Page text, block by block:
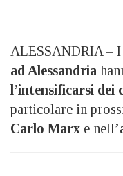
ALESSANDRIA – I
ad Alessandria
l’intensificarsi dei
particolare in
Carlo Marx e nell’